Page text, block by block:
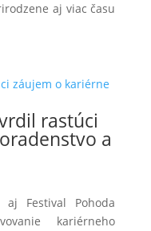
aj viac času
rastúci
a
Festival Pohoda
kariérneho